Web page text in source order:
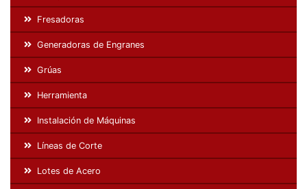
Fresadoras
Generadoras de Engranes
Grúas
Herramienta
Instalación de Máquinas
Líneas de Corte
Lotes de Acero